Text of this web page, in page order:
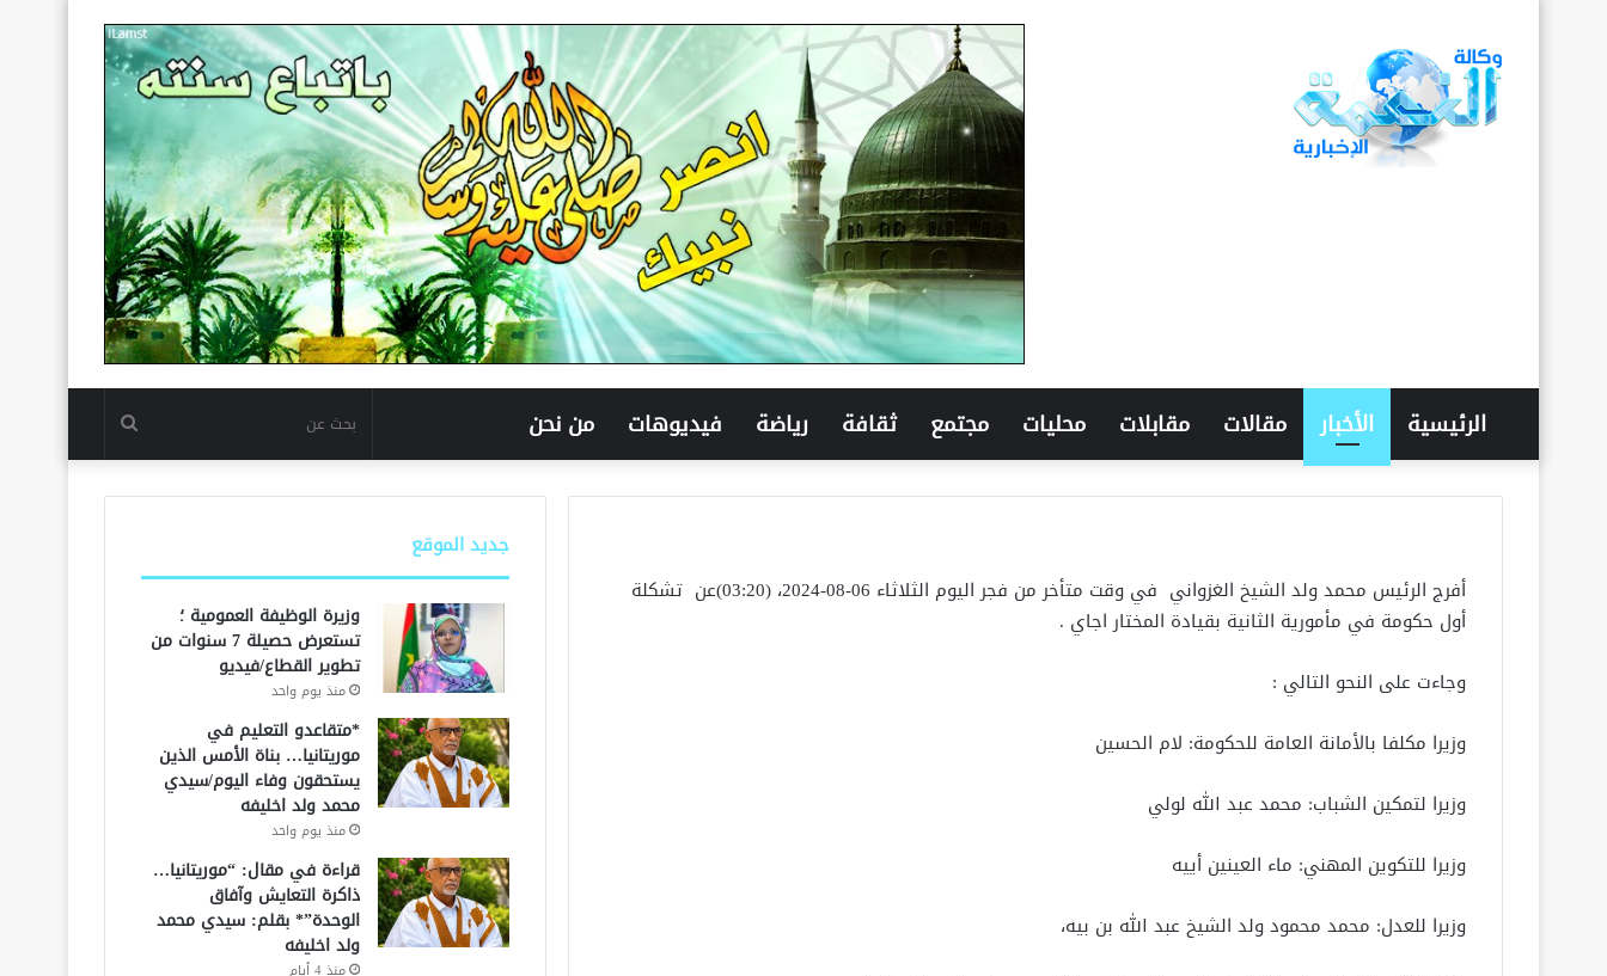
الرئيسية الأخبار مقالات مقابلات محليات مجتمع ثقافة رياضة فيديوهات من نحن بحث
عن
أفرج الرئيس محمد ولد الشيخ الغزواني في وقت متأخر من فجر اليوم الثلاثاء 06-08-2024، (03:20)عن تشكلة
أول حكومة في مأمورية الثانية بقيادة المختار اجاي .
وجاءت على النحو التالي :
وزيرا مكلفا بالأمانة العامة للحكومة: لام الحسين
وزيرا لتمكين الشباب: محمد عبد الله لولي
وزيرا للتكوين المهني: ماء العينين أييه
وزيرا للعدل: محمد محمود ولد الشيخ عبد الله بن بيه،
جديد الموقع
وزيرة الوظيفة العمومية ؛
تستعرض حصيلة 7 سنوات من
تطوير القطاع/فيديو
منذ يوم واحد
*متقاعدو التعليم في
موريتانيا… بناة الأمس الذين
يستحقون وفاء اليوم/سيدي
محمد ولد اخليفه
منذ يوم واحد
قراءة في مقال: “موريتانيا…
ذاكرة التعايش وآفاق
الوحدة”* بقلم: سيدي محمد
ولد اخليفه
منذ 4 أيام